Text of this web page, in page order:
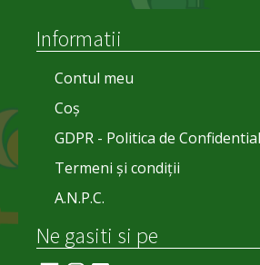
Informatii
Contul meu
Coș
GDPR - Politica de
Termeni și condiții
A.N.P.C.
Ne gasiti si pe